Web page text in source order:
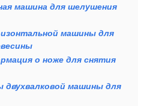
машина для шелушения
машины для
о ноже для снятия
машины для